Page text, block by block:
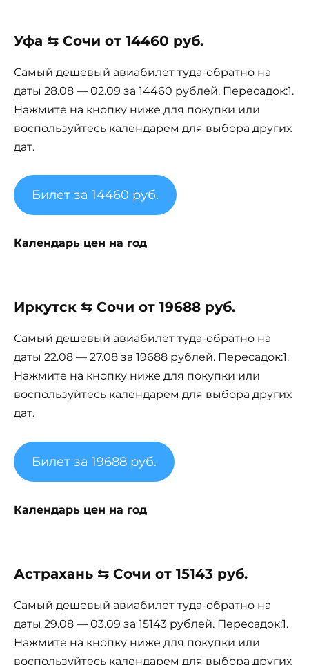
Уфа ⇆ Сочи от 14460 руб.
Самый дешевый авиабилет туда-обратно на
даты 28.08 — 02.09 за 14460 рублей. Пересадок:1.
Нажмите на кнопку ниже для покупки или
воспользуйтесь календарем для выбора других
дат.
Билет за 14460 руб.
Календарь цен на год
Иркутск ⇆ Сочи от 19688 руб.
Самый дешевый авиабилет туда-обратно на
даты 22.08 — 27.08 за 19688 рублей. Пересадок:1.
Нажмите на кнопку ниже для покупки или
воспользуйтесь календарем для выбора других
дат.
Билет за 19688 руб.
Календарь цен на год
Астрахань ⇆ Сочи от 15143 руб.
Самый дешевый авиабилет туда-обратно на
даты 29.08 — 03.09 за 15143 рублей. Пересадок:1.
Нажмите на кнопку ниже для покупки или
воспользуйтесь календарем для выбора других